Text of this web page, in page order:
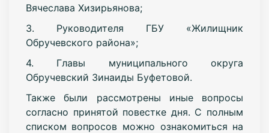
Вячеслава Хизирьянова;
3. Руководителя ГБУ «Жилищник
Обручевского района»;
4. Главы муниципального округа
Обручевский Зинаиды Буфетовой.
Также были рассмотрены иные вопросы
согласно принятой повестке дня. С полным
списком вопросов можно ознакомиться на